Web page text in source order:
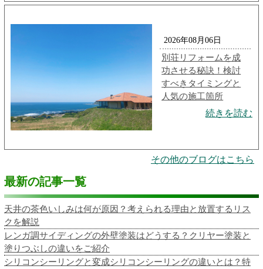
2026年08月06日
別荘リフォームを成
功させる秘訣！検討
すべきタイミングと
人気の施工箇所
続きを読む
その他のブログはこちら
最新の記事一覧
天井の茶色いしみは何が原因？考えられる理由と放置するリス
クを解説
レンガ調サイディングの外壁塗装はどうする？クリヤー塗装と
塗りつぶしの違いをご紹介
シリコンシーリングと変成シリコンシーリングの違いとは？特